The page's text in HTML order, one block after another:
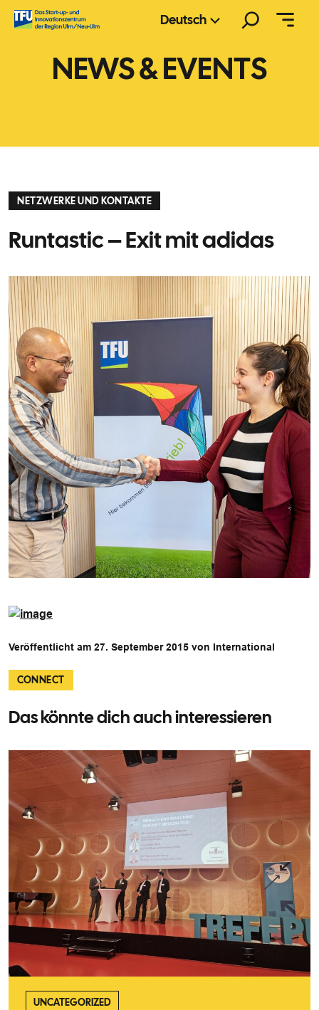
Zum
Inhalt
Deutsch
NEWS & EVENTS
NETZWERKE UND KONTAKTE
Runtastic – Exit mit adidas
Veröffentlicht am 27. September 2015 von International
CONNECT
Das könnte dich auch interessieren
UNCATEGORIZED